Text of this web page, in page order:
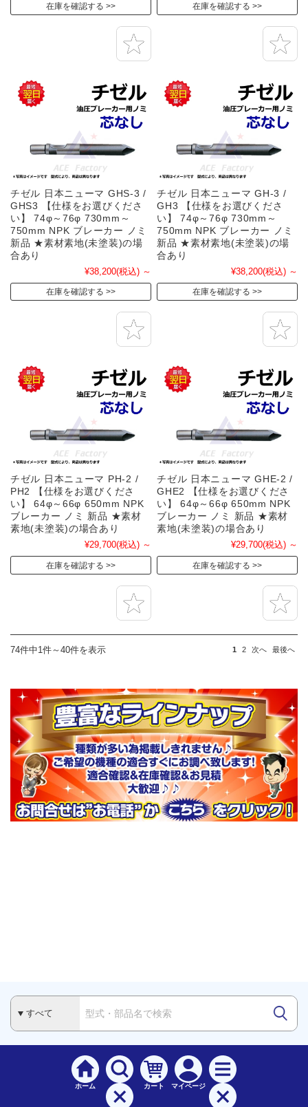
在庫を確認する 在庫を確認する
チゼル 日本ニューマ GHS-3 /
GHS3 【仕様をお選びくださ
い】 74φ～76φ 730mm～
750mm NPK ブレーカー ノミ
新品 ★素材素地(未塗装)の場
合あり
¥38,200(税込) ～
在庫を確認する
チゼル 日本ニューマ GH-3 /
GH3 【仕様をお選びくださ
い】 74φ～76φ 730mm～
750mm NPK ブレーカー ノミ
新品 ★素材素地(未塗装)の場
合あり
¥38,200(税込) ～
在庫を確認する
チゼル 日本ニューマ PH-2 /
PH2 【仕様をお選びくださ
い】 64φ～66φ 650mm NPK
ブレーカー ノミ 新品 ★素材
素地(未塗装)の場合あり
¥29,700(税込) ～
在庫を確認する
チゼル 日本ニューマ GHE-2 /
GHE2 【仕様をお選びくださ
い】 64φ～66φ 650mm NPK
ブレーカー ノミ 新品 ★素材
素地(未塗装)の場合あり
¥29,700(税込) ～
在庫を確認する
74件中1件～40件を表示 1 2 次へ 最後へ
ホーム カート マイページ